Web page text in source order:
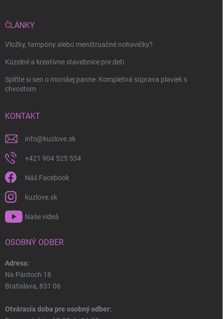
ČLÁNKY
Vložky, tampóny alebo menštruačné nohavičky?
Kúzelné a kreatívne stavebnice pre deti
Splňte si sen o morskej panne: Kompletná súprava plaviek s
chvostom
KONTAKT
info@kuzlove.sk
+421 904 525 534
Náš Facebook
kuzlove.sk
Naše videá
OSOBNÝ ODBER
Adresa:
Na Pántoch 18
Bratislava, 831 06
Otváracia doba pre osobný odber: